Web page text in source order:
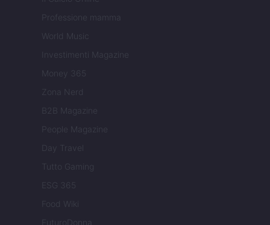
Professione mamma
World Music
Investimenti Magazine
Money 365
Zona Nerd
B2B Magazine
People Magazine
Day Travel
Tutto Gaming
ESG 365
Food Wiki
FuturoDonna